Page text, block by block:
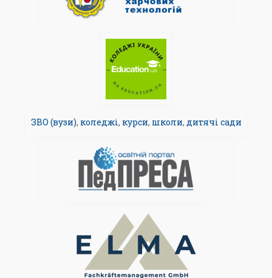
ЗВО (вузи), коледжі, курси, школи, дитячі сади